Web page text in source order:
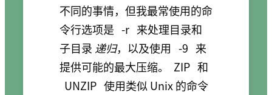
不同的事情，但我最常使用的命
令行选项是 -r 来处理目录和
子目录 递归，以及使用 -9 来
提供可能的最大压缩。
ZIP 和
UNZIP 使用类似 Unix 的命令